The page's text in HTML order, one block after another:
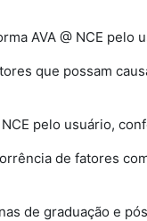
AVA @ NCE
que possam
pelo usuário,
de fatores
de graduação e